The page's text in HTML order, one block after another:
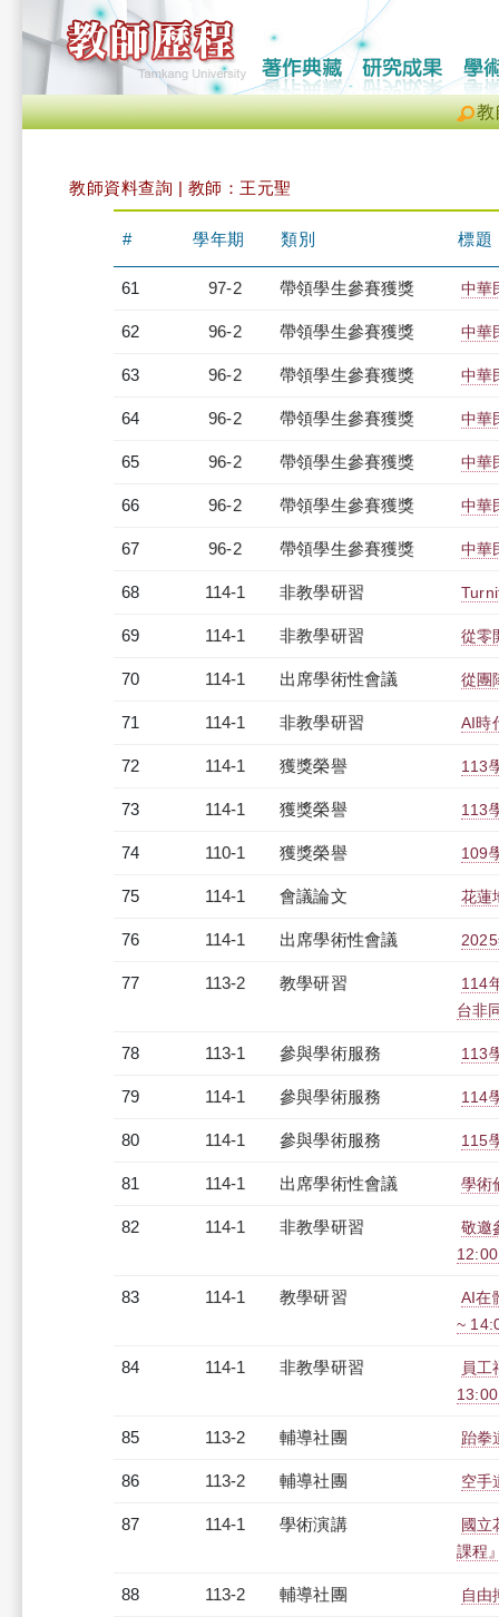
教
教師資料查詢 | 教師：王元聖
# 學年期 類別 標題
61 97-2 帶領學生參賽獲獎 中華
62 96-2 帶領學生參賽獲獎 中華
63 96-2 帶領學生參賽獲獎 中華
64 96-2 帶領學生參賽獲獎 中華
65 96-2 帶領學生參賽獲獎 中華
66 96-2 帶領學生參賽獲獎 中華
67 96-2 帶領學生參賽獲獎 中華
68 114-1 非教學研習
69 114-1 非教學研習 從零
70 114-1 出席學術性會議 從團
71 114-1 非教學研習 AI時
72 114-1 獲獎榮譽 113
73 114-1 獲獎榮譽 113
74 110-1 獲獎榮譽 109
75 114-1 會議論文 花蓮
76 114-1 出席學術性會議
77 113-2 教學研習
114
台非
78 113-1 參與學術服務 113
79 114-1 參與學術服務 114
80 114-1 參與學術服務 115
81 114-1 出席學術性會議 學術
82 114-1 非教學研習
敬邀
83 114-1 教學研習
AI在
~
84 114-1 非教學研習
員工
85 113-2 輔導社團 跆拳
86 113-2 輔導社團 空手
87 114-1 學術演講
國立
課程
88 113-2 輔導社團 自由